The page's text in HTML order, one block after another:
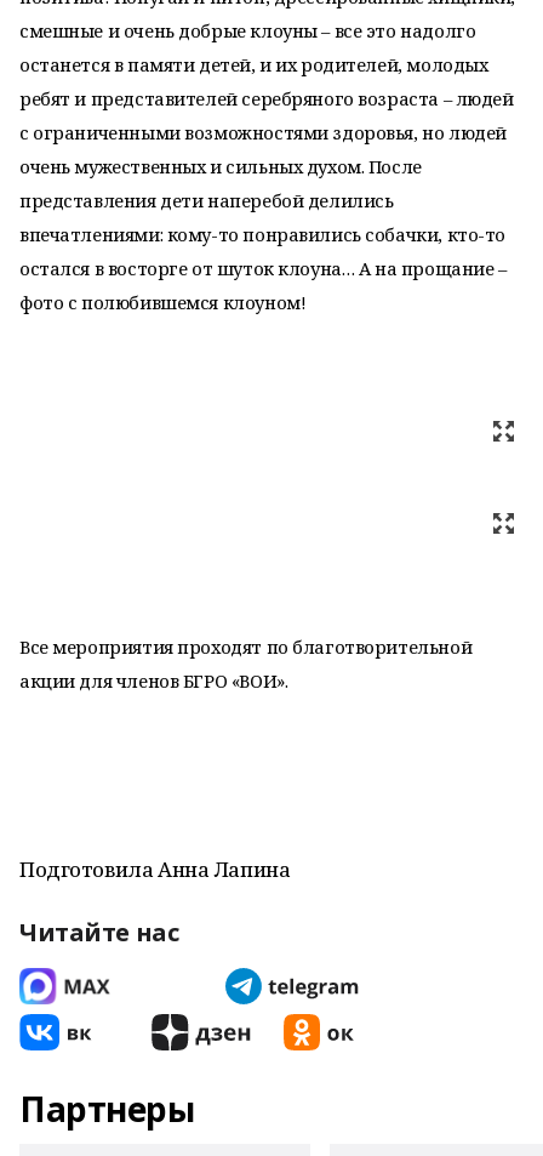
смешные и очень добрые клоуны – все это надолго
останется в памяти детей, и их родителей, молодых
ребят и представителей серебряного возраста – людей
с ограниченными возможностями здоровья, но людей
очень мужественных и сильных духом. После
представления дети наперебой делились
впечатлениями: кому-то понравились собачки, кто-то
остался в восторге от шуток клоуна… А на прощание –
фото с полюбившемся клоуном!
Все мероприятия проходят по благотворительной
акции для членов БГРО «ВОИ».
Подготовила Анна Лапина
Читайте нас
Партнеры